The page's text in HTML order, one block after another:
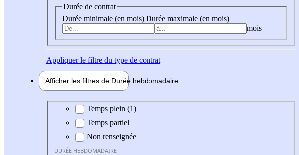
Durée de contrat
Durée minimale (en mois) Durée maximale (en mois)
mois
Appliquerle filtre du type de contrat
Afficher les filtres de Durée hebdomadaire
Durée hebdomadaire
Temps plein (1)
Temps partiel
Non renseignée
DURÉE HEBDOMADAIRE